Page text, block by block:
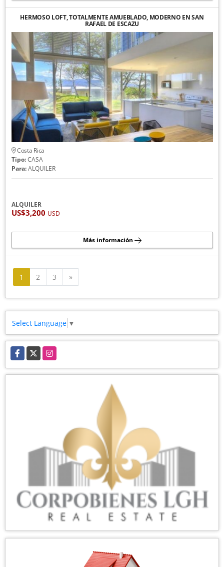
HERMOSO LOFT, TOTALMENTE AMUEBLADO, MODERNO EN SAN
RAFAEL DE ESCAZU
Costa Rica
Tipo:CASA
Para:ALQUILER
ALQUILER
US$3,200 USD
Más información
1 2 3 »
Select Language ▼
Facebook
X Instagram